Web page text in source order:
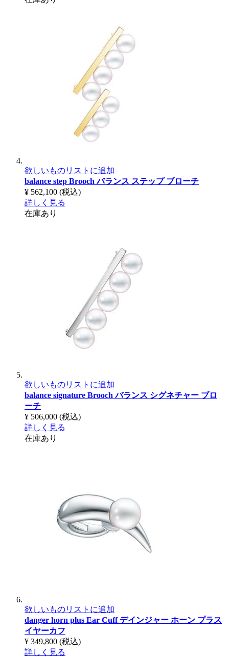
欲しいものリストに追加
balance step Broochバランス ステップ ブローチ
¥ 562,100 (税込)
詳しく見る
在庫あり
欲しいものリストに追加
balance signature Broochバランス シグネチャー ブロ
ーチ
¥ 506,000 (税込)
詳しく見る
在庫あり
欲しいものリストに追加
danger horn plus Ear Cuffデインジャー ホーン プラス
イヤーカフ
¥ 349,800 (税込)
詳しく見る